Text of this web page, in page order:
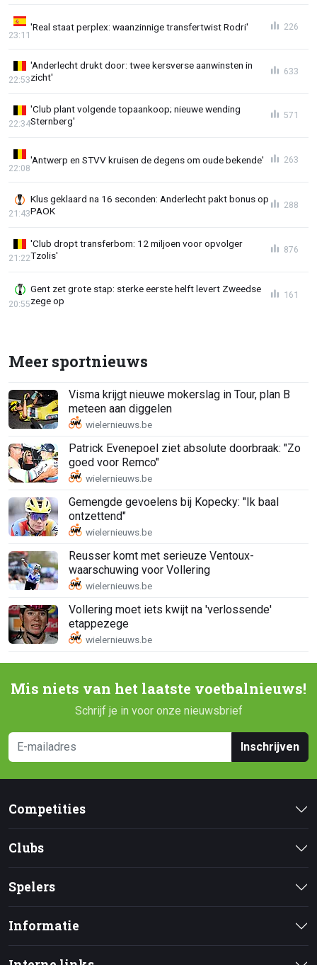
'Real staat perplex: waanzinnige transfertwist Rodri'
23:11
226
'Anderlecht drukt door: twee kersverse aanwinsten in
zicht'
22:53
633
'Club plant volgende topaankoop; nieuwe wending
Sternberg'
22:34
571
'Antwerp en STVV kruisen de degens om oude bekende'
22:08
263
Klus geklaard na 16 seconden: Anderlecht pakt bonus op
PAOK
21:43
288
'Club dropt transferbom: 12 miljoen voor opvolger
Tzolis'
21:22
876
Gent zet grote stap: sterke eerste helft levert Zweedse
zege op
20:55
161
Meer sportnieuws
Visma krijgt nieuwe mokerslag in Tour, plan B
meteen aan diggelen
Patrick Evenepoel ziet absolute doorbraak: "Zo
goed voor Remco"
Gemengde gevoelens bij Kopecky: "Ik baal
ontzettend"
Reusser komt met serieuze Ventoux-
waarschuwing voor Vollering
Vollering moet iets kwijt na 'verlossende'
etappezege
Mis niets van het laatste voetbalnieuws!
Schrijf je in voor onze nieuwsbrief
Inschrijven
Competities
Clubs
Spelers
Informatie